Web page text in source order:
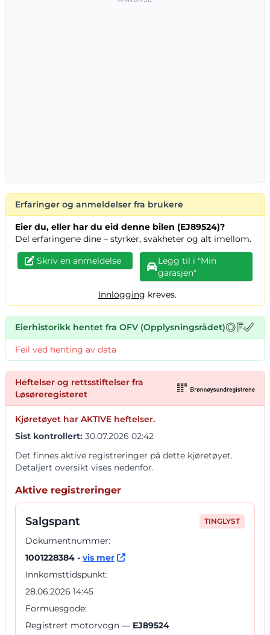
Erfaringer og anmeldelser fra brukere
Eier du, eller har du eid denne bilen (EJ89524)?
Del erfaringene dine – styrker, svakheter og alt imellom.
Skriv en anmeldelse
Legg til i "Min
garasjen"
Innlogging kreves.
Eierhistorikk hentet fra OFV (Opplysningsrådet)
Feil ved henting av data
Heftelser og rettsstiftelser fra
Løsøreregisteret
Kjøretøyet har AKTIVE heftelser.
Sist kontrollert: 30.07.2026 02:42
Det finnes aktive registreringer på dette kjøretøyet.
Detaljert oversikt vises nedenfor.
Aktive registreringer
Salgspant TINGLYST
Dokumentnummer:
1001228384 - vis mer
Innkomsttidspunkt:
28.06.2026 14:45
Formuesgode:
Registrert motorvogn — EJ89524